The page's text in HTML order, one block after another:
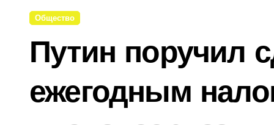
Общество
Путин поручил
ежегодным